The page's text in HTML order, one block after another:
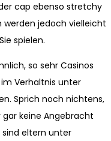
cap ebenso stretchy
werden jedoch vielleicht
spielen.
so sehr Casinos
Verhaltnis unter
Sprich noch nichtens,
keine Angebracht
eltern unter